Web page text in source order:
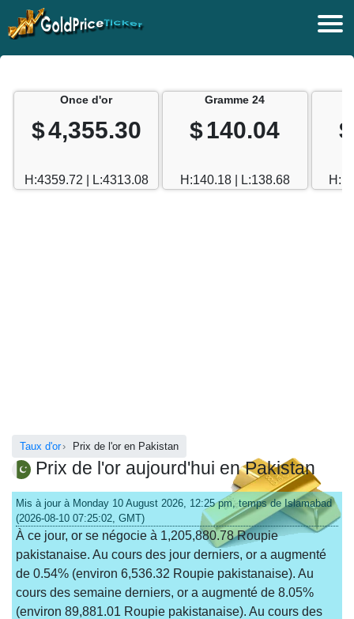
Once d'or
$4,355.30
H:4359.72 | L:4313.08
Gramme 24
$140.04
H:140.18 | L:138.68
$
Taux d'or Prix de l'or en Pakistan
Prix de l'or aujourd'hui en Pakistan
Mis à jour à Monday 10 August 2026, 12:25 pm, temps de Islamabad
(2026-08-10 07:25:02, GMT)
À ce jour, or se négocie à 1,205,880.78 Roupie
pakistanaise. Au cours des jour derniers, or a augmenté
de 0.54% (environ 6,536.32 Roupie pakistanaise). Au
cours des semaine derniers, or a augmenté de 8.05%
(environ 89,881.01 Roupie pakistanaise). Au cours des